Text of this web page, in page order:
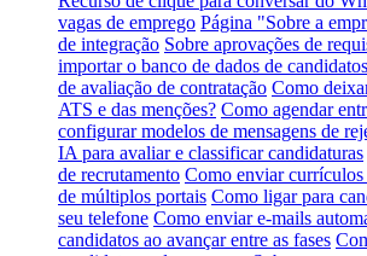
vagas de emprego Página "Sobre a
de integração Sobre aprovações de
importar o banco de dados de candidatos
de avaliação de contratação Como
ATS e das menções? Como agendar
configurar modelos de mensagens de
IA para avaliar e classificar candidaturas
de recrutamento Como enviar currículos
de múltiplos portais Como ligar para
seu telefone Como enviar e-mails
candidatos ao avançar entre as fases